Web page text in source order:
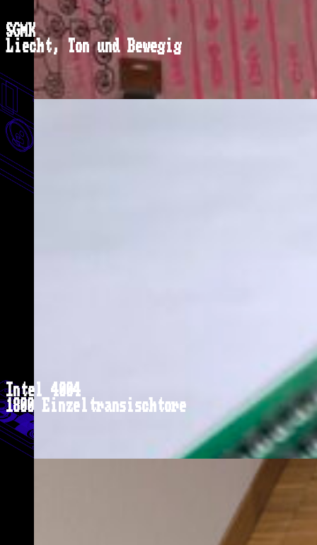
SGMK
Liecht, Ton und Bewegig
Intel 4004
1800 Einzeltransischtore